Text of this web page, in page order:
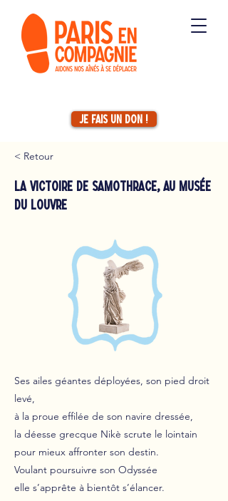
Je fais un don !
< Retour
La Victoire de Samothrace, au Musée
du Louvre
Ses ailes géantes déployées, son pied droit
levé,
à la proue effilée de son navire dressée,
la déesse grecque Nikè scrute le lointain
pour mieux affronter son destin.
Voulant poursuivre son Odyssée
elle s’apprête à bientôt s’élancer.